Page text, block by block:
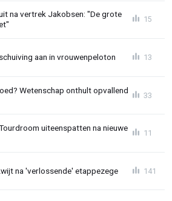
na vertrek Jakobsen: "De grote
15
aan in vrouwenpeloton 13
Wetenschap onthult opvallend
33
uiteenspatten na nieuwe
11
na 'verlossende' etappezege 141